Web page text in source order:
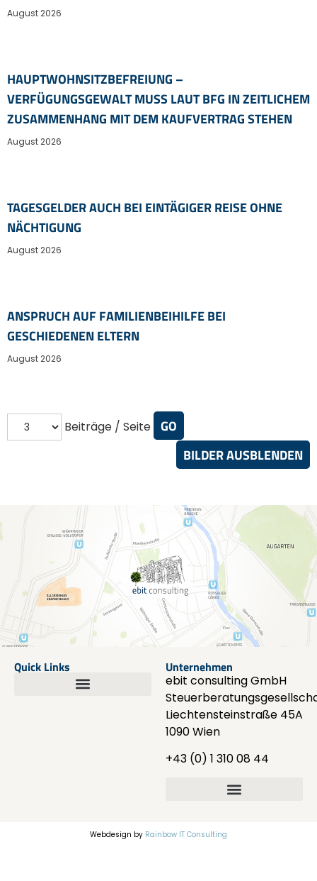
August 2026
HAUPTWOHNSITZ​­BEFREIUNG –
VERFÜGUNGSGEWALT MUSS LAUT BFG IN ZEITLICHEM
ZUSAMMENHANG MIT DEM KAUFVERTRAG STEHEN
August 2026
TAGESGELDER AUCH BEI EINTÄGIGER REISE OHNE
NÄCHTIGUNG
August 2026
ANSPRUCH AUF FAMILIENBEIHILFE BEI
GESCHIEDENEN ELTERN
August 2026
Beiträge / Seite
BILDER AUSBLENDEN
Quick Links
Unternehmen
ebit consulting GmbH
Liechtensteinstraße 45A
1090 Wien
+43 (0) 1 310 08 44
Webdesign by Rainbow IT Consulting